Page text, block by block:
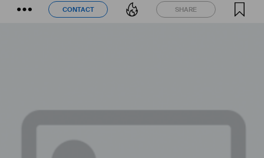
CONTACT SHARE
CONTACT SHARE